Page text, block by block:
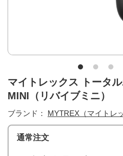
マイトレックス トータ
MINI（リバイブミニ）
ブランド： MYTREX（マイトレ
通常注文